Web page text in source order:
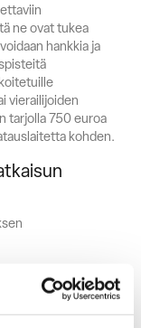
ne ovat tukea
hankkia ja
vierailijoiden
tarjolla 750 euroa
kohden.
ladataan